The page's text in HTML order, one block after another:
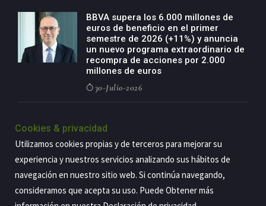
BBVA supera los 6.000 millones de
euros de beneficio en el primer
semestre de 2026 (+11%) y anuncia
un nuevo programa extraordinario de
recompra de acciones por 2.000
millones de euros
30-Julio-2026
negocio agro con un modelo global
de especialización presente en siete
países
29-Julio-2026
Cookies & privacidad
Utilizamos cookies propias y de terceros para mejorar su
experiencia y nuestros servicios analizando sus hábitos de
navegación en nuestro sitio web. Si continúa navegando,
consideramos que acepta su uso. Puede Obtener más